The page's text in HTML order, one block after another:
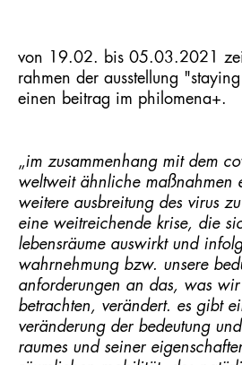
von 19.02. bis 05.03.2021
rahmen der ausstellung
einen beitrag im philomena+.
„im zusammenhang mit dem
weltweit ähnliche maßnahmen
weitere ausbreitung des virus
eine weitreichende krise, die
lebensräume auswirkt und
wahrnehmung bzw. unsere
anforderungen an das, was wir
betrachten, verändert. es gibt
veränderung der bedeutung
raumes und seiner